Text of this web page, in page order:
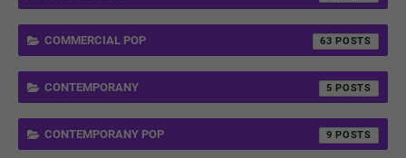
COMMERCIAL POP 63
CONTEMPORANY 5
CONTEMPORANY POP 9